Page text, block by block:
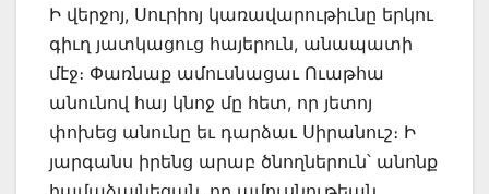
Ի վերջոյ, Սուրիոյ կառավարութիւնը երկու
գիւղ յատկացուց հայերուն, անապատի
մէջ։ Փառնաք ամուսնացաւ Ուաթհա
անունով հայ կնոջ մը հետ, որ յետոյ
փոխեց անունը եւ դարձաւ Սիրանուշ։ Ի
յարգանս իրենց արաբ ծնողներուն՝ անոնք